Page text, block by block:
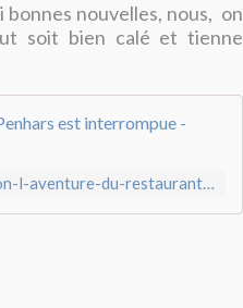
bonnes nouvelles, nous, on
soit bien calé et tienne
https://www.penhars-infos.com/2023/05/c-est-con-l-aventure-du-restaurant-solidaire-de-penhars-est-interrompue.html